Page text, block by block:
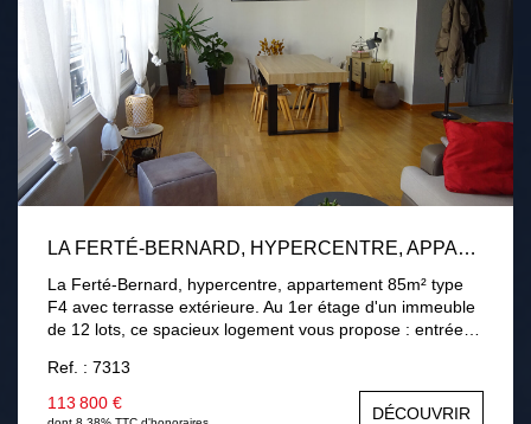
LA FERTÉ-BERNARD, HYPERCENTRE, APPARTEMENT 85M² TYPE F4 AVEC TERRASSE EXTÉRIEURE
La Ferté-Bernard, hypercentre, appartement 85m² type
F4 avec terrasse extérieure. Au 1er étage d'un immeuble
de 12 lots, ce spacieux logement vous propose : entrée,
chambre 13.50m², dégagement desservant salle de
bains, wc, bureau (ou chambre d'appoint), buanderie.
Terrasse extérieure sans vis-à-vis. Menuiseries PVC
Ref. : 7313
113 800 €
DÉCOUVRIR